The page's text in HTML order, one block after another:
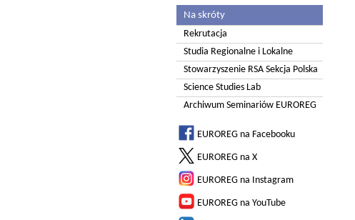
Na skróty
Rekrutacja
Studia Regionalne i Lokalne
Stowarzyszenie RSA Sekcja Polska
Science Studies Lab
Archiwum Seminariów EUROREG
EUROREG na Facebooku
EUROREG na X
EUROREG na Instagram
EUROREG na YouTube